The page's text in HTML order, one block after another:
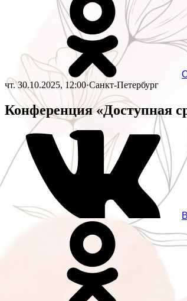
чт. 30.10.2025, 12:00·Санкт-Петербург
Конференция «Доступная